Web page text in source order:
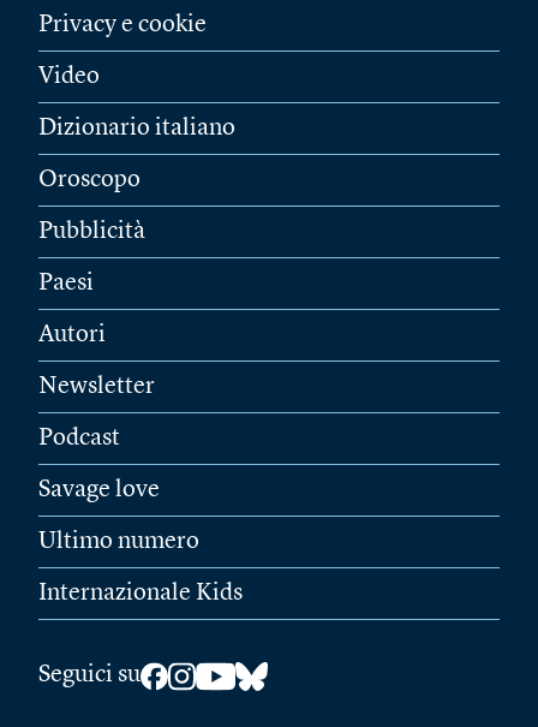
Privacy e cookie
Video
Dizionario italiano
Oroscopo
Pubblicità
Paesi
Autori
Newsletter
Podcast
Savage love
Ultimo numero
Internazionale Kids
Seguici su